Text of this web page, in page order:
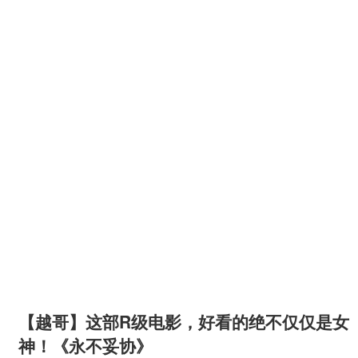
【越哥】这部R级电影，好看的绝不仅仅是女
神！《永不妥协》